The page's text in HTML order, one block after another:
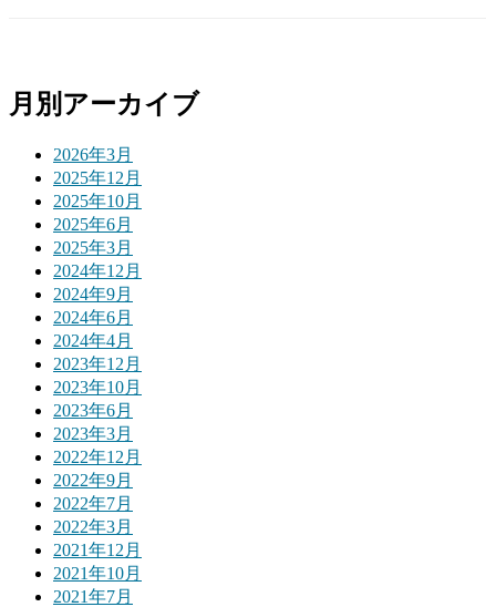
月別アーカイブ
2026年3月
2025年12月
2025年10月
2025年6月
2025年3月
2024年12月
2024年9月
2024年6月
2024年4月
2023年12月
2023年10月
2023年6月
2023年3月
2022年12月
2022年9月
2022年7月
2022年3月
2021年12月
2021年10月
2021年7月